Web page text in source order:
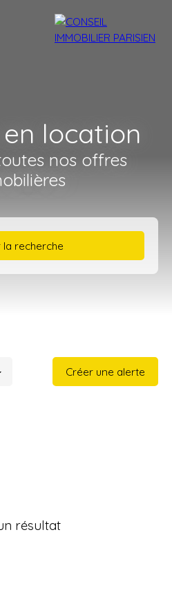
location
nos offres
la recherche
Créer une alerte
résultat